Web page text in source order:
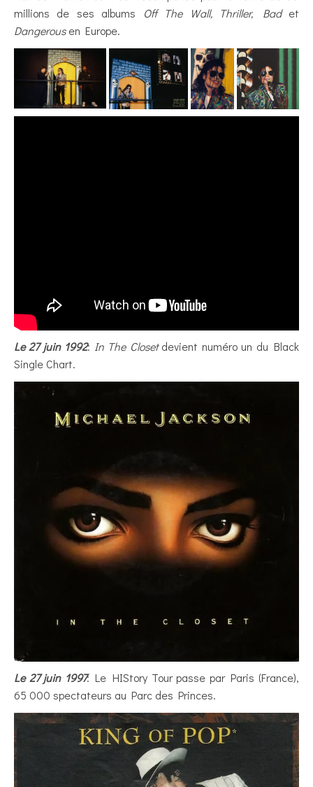
millions de ses albums
Off The Wall, Thriller, Bad et
Dangerousen Europe.
Le 27 juin 1992: In The Closetdevient numéro un du Black
Single Chart.
Le 27 juin 1997: Le HIStory Tour passe par Paris (France),
65 000 spectateurs au Parc des Princes.